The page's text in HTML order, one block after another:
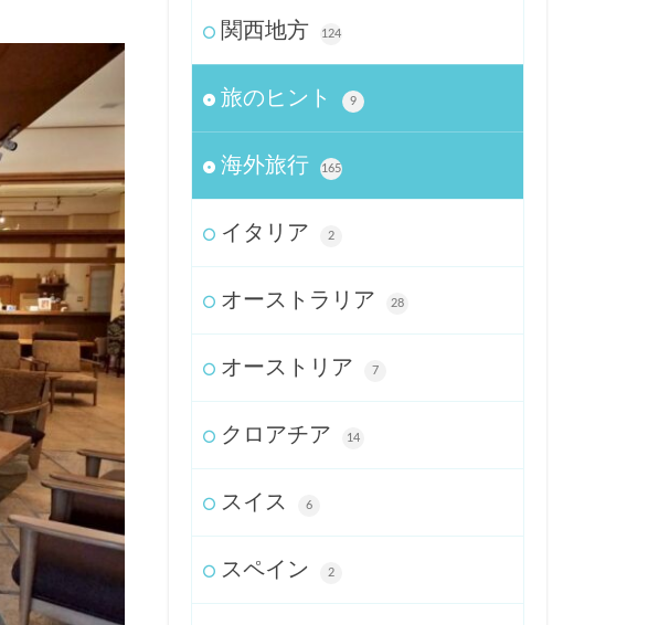
関西地方 124
旅のヒント 9
海外旅行 165
イタリア 2
オーストラリア 28
オーストリア 7
クロアチア 14
スイス 6
スペイン 2